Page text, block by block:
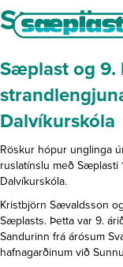
Sæplast og 9.
Dalvíkurskóla
Röskur hópur unglinga
ruslatínslu með Sæplasti
Dalvíkurskóla.
Kristbjörn Sævaldsson
Sæplasts. Þetta var 9.
Sandurinn frá árósum
hafnagarðinum við